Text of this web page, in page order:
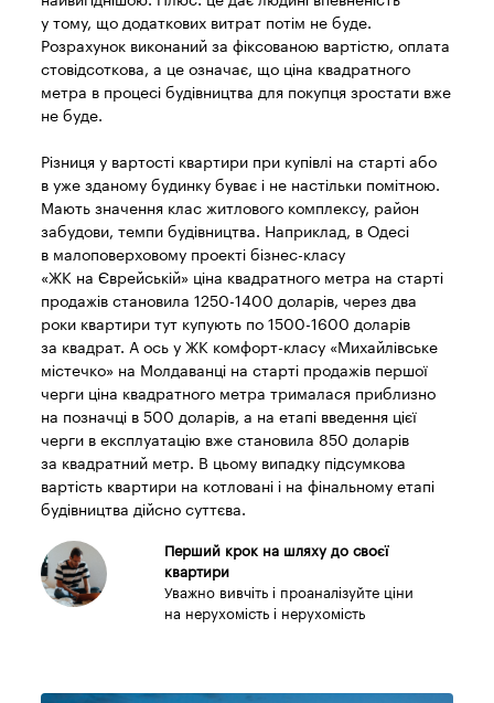
Перший крок на шляху до своєї
квартири
Уважно вивчіть і проаналізуйте ціни
на нерухомість і нерухомість
у тому, що додаткових витрат потім не буде.
Розрахунок виконаний за фіксованою вартістю, оплата
стовідсоткова, а це означає, що ціна квадратного
метра в процесі будівництва для покупця зростати вже
не буде.
Різниця у вартості квартири при купівлі на старті або
в уже зданому будинку буває і не настільки помітною.
Мають значення клас житлового комплексу, район
забудови, темпи будівництва. Наприклад, в Одесі
в малоповерховому проекті бізнес-класу
«ЖК на Єврейській» ціна квадратного метра на старті
продажів становила 1250-1400 доларів, через два
роки квартири тут купують по 1500-1600 доларів
за квадрат. А ось у ЖК комфорт-класу «Михайлівське
містечко» на Молдаванці на старті продажів першої
черги ціна квадратного метра трималася приблизно
на позначці в 500 доларів, а на етапі введення цієї
черги в експлуатацію вже становила 850 доларів
за квадратний метр. В цьому випадку підсумкова
вартість квартири на котловані і на фінальному етапі
будівництва дійсно суттєва.